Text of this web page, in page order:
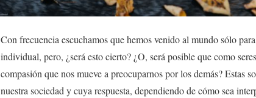
Con frecuencia escuchamos que hemos venido al mundo sólo
individual, pero, ¿será esto cierto? ¿O, será posible que como
compasión que nos mueve a preocuparnos por los demás? Estas
nuestra sociedad y cuya respuesta, dependiendo de cómo sea